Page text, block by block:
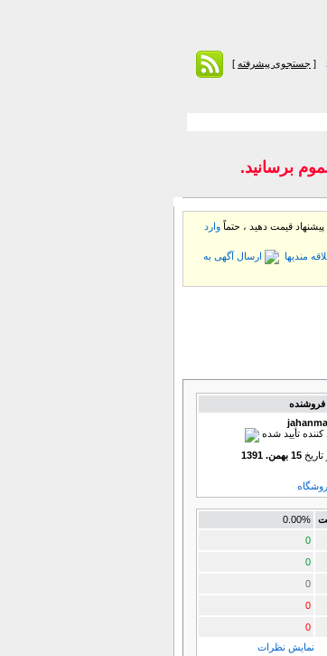
[ جستجوی پیشرفته ]
برسانيد.
پیشنهاد قیمت دهید ، حتماً وارد
مندیها
ارسال آگهی به
15 بهمن. 1391
0.00%
0
0
0
0
0
نمایش نظرات